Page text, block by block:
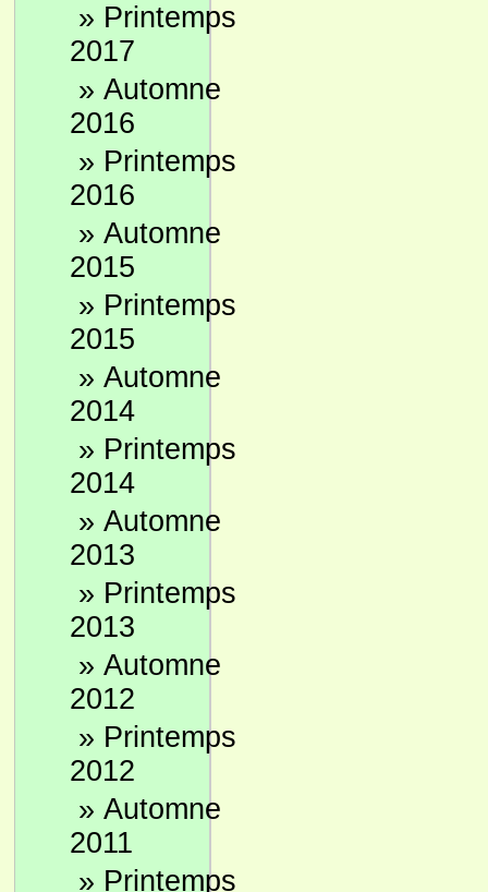
» Printemps
2017
» Automne
2016
» Printemps
2016
» Automne
2015
» Printemps
2015
» Automne
2014
» Printemps
2014
» Automne
2013
» Printemps
2013
» Automne
2012
» Printemps
2012
» Automne
2011
» Printemps